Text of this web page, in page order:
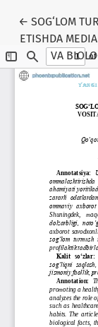
← Return to
SOG‘LOM
ETISHDA
VA